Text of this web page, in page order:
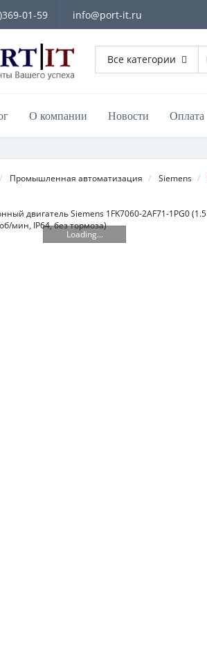
01-59 info@port-it.ru
Все категории
О компании Новости Оплата
Промышленная автоматизация Siemens
Loading...